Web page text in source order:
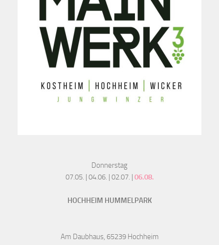
Donnerstag
07.05. | 04.06. | 02.07. | 06.08.
HOCHHEIM HUMMELPARK
Am Daubhaus, 65239 Hochheim